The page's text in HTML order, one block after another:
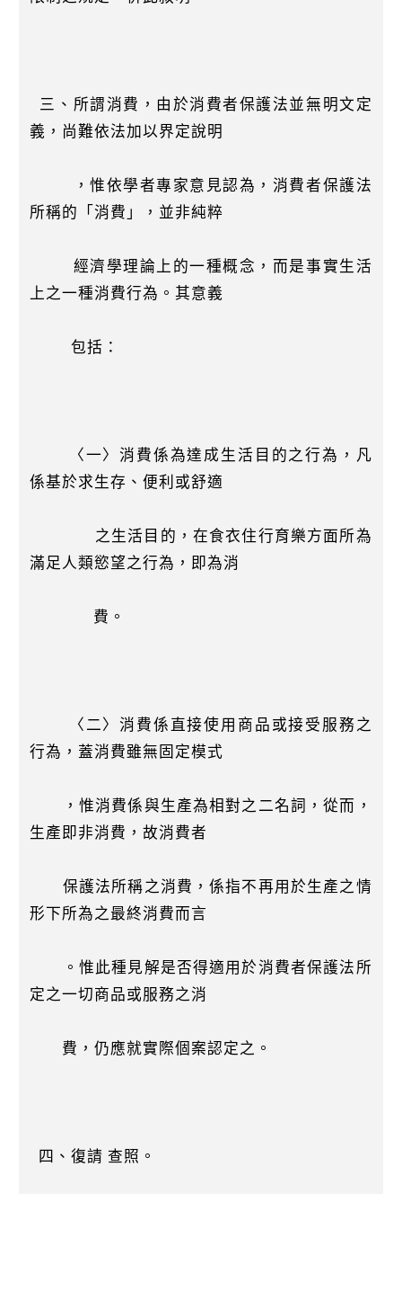
三、所謂消費，由於消費者保護法並無明文定
義，尚難依法加以界定說明
，惟依學者專家意見認為，消費者保護法
所稱的「消費」，並非純粹
經濟學理論上的一種概念，而是事實生活
上之一種消費行為。其意義
包括：
〈一〉消費係為達成生活目的之行為，凡
係基於求生存、便利或舒適
之生活目的，在食衣住行育樂方面所為
滿足人類慾望之行為，即為消
費。
〈二〉消費係直接使用商品或接受服務之
行為，蓋消費雖無固定模式
，惟消費係與生產為相對之二名詞，從而，
生產即非消費，故消費者
保護法所稱之消費，係指不再用於生產之情
形下所為之最終消費而言
。惟此種見解是否得適用於消費者保護法所
定之一切商品或服務之消
費，仍應就實際個案認定之。
四、復請 查照。